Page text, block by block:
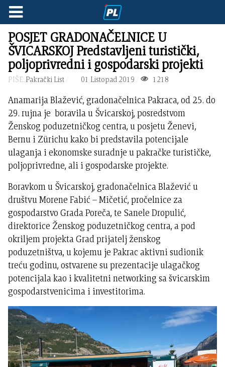
POSJET GRADONAČELNICE U
ŠVICARSKOJ Predstavljeni turistički,
poljoprivredni i gospodarski projekti
PIŠE: Pakrački List 01 Listopad 2019 1218
Anamarija Blažević, gradonačelnica Pakraca, od 25. do
29. rujna je boravila u Švicarskoj, posredstvom
Ženskog poduzetničkog centra, u posjetu Ženevi,
Bernu i Zürichu kako bi predstavila potencijale
ulaganja i ekonomske suradnje u pakračke turističke,
poljoprivredne, ali i gospodarske projekte.
Boravkom u Švicarskoj, gradonačelnica Blažević u
društvu Morene Fabić – Mičetić, pročelnice za
gospodarstvo Grada Poreča, te Sanele Dropulić,
direktorice Ženskog poduzetničkog centra, a pod
okriljem projekta Grad prijatelj ženskog
poduzetništva, u kojemu je Pakrac aktivni sudionik
treću godinu, ostvarene su prezentacije ulagačkog
potencijala kao i kvalitetni networking sa švicarskim
gospodarstvenicima i investitorima.